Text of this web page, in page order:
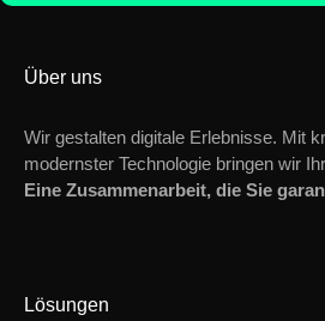
Über uns
Wir gestalten digitale Erlebnisse. Mit
modernster Technologie bringen wir
Eine Zusammenarbeit, die Sie
Lösungen